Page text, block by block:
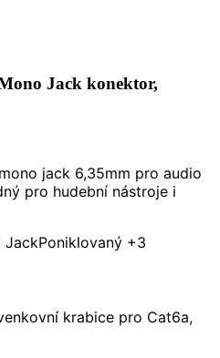
Jack konektor,
jack 6,35mm pro audio
pro hudební nástroje i
JackPoniklovaný +3
krabice pro Cat6a,